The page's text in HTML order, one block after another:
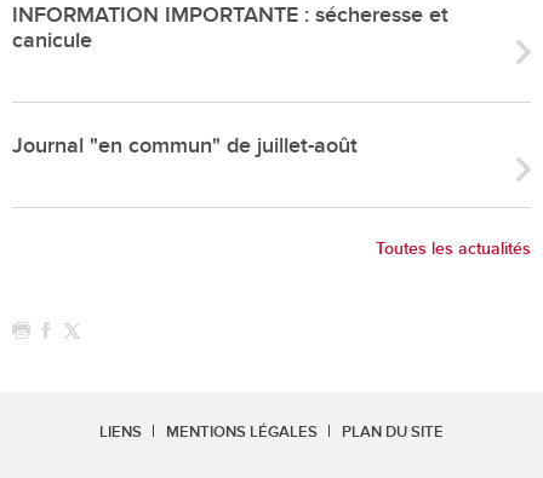
INFORMATION IMPORTANTE : sécheresse et
canicule
Journal "en commun" de juillet-août
Toutes les actualités
LIENS MENTIONS LÉGALES PLAN DU SITE